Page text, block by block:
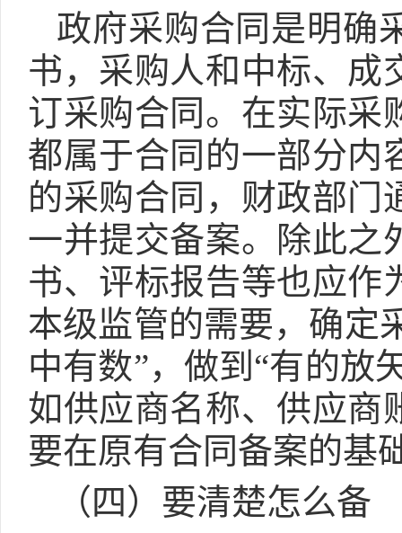
政府采购合同是明确
书，采购人和中标、成
订采购合同。在实际采
都属于合同的一部分内
的采购合同，财政部门
一并提交备案。除此之
书、评标报告等也应作
本级监管的需要，确定
中有数”，做到“有的放
如供应商名称、供应商
要在原有合同备案的基
（四）要清楚怎么备